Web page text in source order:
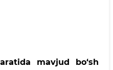
mavjud bo‘sh